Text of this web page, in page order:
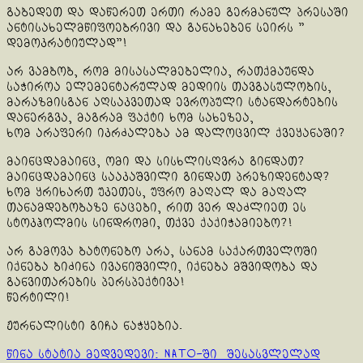
გაბედეთ და დაწერეთ ერთი რამე გერმანულ პრესაში
ანტისახელმწიფოებრივი და განახებენ სეირს ”
დემოკრატიულად”!
არ ვამბობ, რომ მისასალმებელია, რათქმაუნდა
საჭიროა ელემენტარულად მედიის თავგასულობის,
მარაზმისგან აღსაკვეთად ევროპული სტანდარტების
დანერგვა, მაგრამ ფაქტი ხომ სახეზეა,
ხომ არაფერი იკრძალება ამ დალოცვილ ქვეყანაში?
მაინცდამაინც, ომი და სისხლისღვრა გინდათ?
მაინცდამაინც სააკაშვილი გინდათ პრეზიდენტად?
ხომ ყრიხართ უკეთეს, უფრო მაღალ და მაღალ
თანამდებობაზე ნაცები, რით ვერ დაძლიეთ ეს
სტოკჰოლმის სინდრომი, თქვე ქაქიჭამიებო?!
არ გამოვა ბატონებო არა, სანამ საქართველოში
იქნება ბიძინა ივანიშვილი, იქნება მშვიდობა და
განვითარების პერსპექტივა!
წერტილი!
ჟურნალისტი გიჩა ნაჭყებია.
Continue
წინა სტატია მედვედევი: NATO-ში შესასვლელად